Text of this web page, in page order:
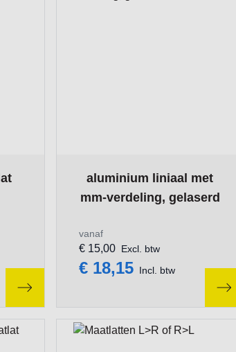
options chosen on the product page
aluminium liniaal met
mm-verdeling, gelaserd
The price depends on the
vanaf
€ 18,15 Incl. btw
€ 15,00 Excl. btw